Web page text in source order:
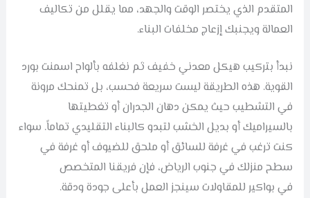
المتقدم الذي يختصر الوقت والجهد، مما يقلل من تكاليف
العمالة ويجنبك إزعاج مخلفات البناء.
نبدأ بتركيب هيكل معدني خفيف ثم نغلفه بألواح اسمنت بورد
القوية. هذه الطريقة ليست سريعة فحسب، بل تمنحك مرونة
في التشطيب حيث يمكن دهان الجدران أو تغطيتها
بالسيراميك أو بديل الخشب لتبدو كالبناء التقليدي تماماً. سواء
كنت ترغب في غرفة للسائق أو ملحق للضيوف أو غرفة في
سطح منزلك في جنوب الرياض، فإن فريقنا المتخصص
في بواكير للمقاولات سينجز العمل بأعلى جودة ودقة.